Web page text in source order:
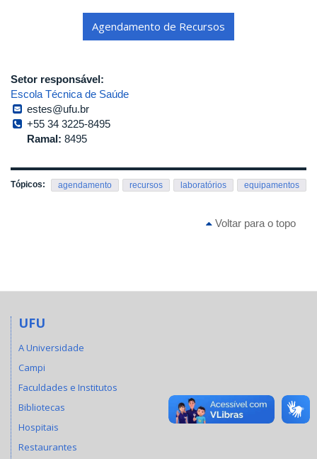
Agendamento de Recursos
Setor responsável:
Escola Técnica de Saúde
estes@ufu.br
+55 34 3225-8495
Ramal: 8495
Tópicos: agendamento recursos laboratórios equipamentos
Voltar para o topo
UFU
A Universidade
Campi
Faculdades e Institutos
Bibliotecas
Hospitais
Restaurantes